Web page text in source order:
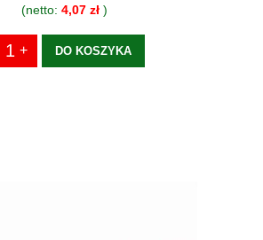
(netto: 4,07 zł)
DO KOSZYKA